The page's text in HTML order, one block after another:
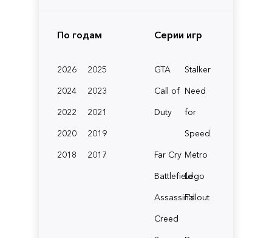
По годам
2026
2025
2024
2023
2022
2021
2020
2019
2018
2017
Серии игр
GTA
Stalker
Call of
Duty
Need
for
Speed
Far Cry Metro
BattlefieldLego
Assassin's
Creed
Fallout